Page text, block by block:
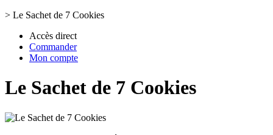
> Le Sachet de 7 Cookies
Accès direct
Commander
Mon compte
Le Sachet de 7 Cookies